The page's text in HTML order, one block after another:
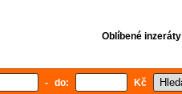
Oblíbené inzeráty
- do: Kč